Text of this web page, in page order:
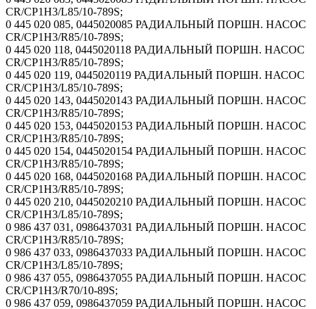
CR/CP1H3/L85/10-789S;
0 445 020 085, 0445020085 РАДИАЛЬНЫЙ ПОРШН. НАСОС
CR/CP1H3/R85/10-789S;
0 445 020 118, 0445020118 РАДИАЛЬНЫЙ ПОРШН. НАСОС
CR/CP1H3/R85/10-789S;
0 445 020 119, 0445020119 РАДИАЛЬНЫЙ ПОРШН. НАСОС
CR/CP1H3/L85/10-789S;
0 445 020 143, 0445020143 РАДИАЛЬНЫЙ ПОРШН. НАСОС
CR/CP1H3/R85/10-789S;
0 445 020 153, 0445020153 РАДИАЛЬНЫЙ ПОРШН. НАСОС
CR/CP1H3/R85/10-789S;
0 445 020 154, 0445020154 РАДИАЛЬНЫЙ ПОРШН. НАСОС
CR/CP1H3/R85/10-789S;
0 445 020 168, 0445020168 РАДИАЛЬНЫЙ ПОРШН. НАСОС
CR/CP1H3/R85/10-789S;
0 445 020 210, 0445020210 РАДИАЛЬНЫЙ ПОРШН. НАСОС
CR/CP1H3/L85/10-789S;
0 986 437 031, 0986437031 РАДИАЛЬНЫЙ ПОРШН. НАСОС
CR/CP1H3/R85/10-789S;
0 986 437 033, 0986437033 РАДИАЛЬНЫЙ ПОРШН. НАСОС
CR/CP1H3/L85/10-789S;
0 986 437 055, 0986437055 РАДИАЛЬНЫЙ ПОРШН. НАСОС
CR/CP1H3/R70/10-89S;
0 986 437 059, 0986437059 РАДИАЛЬНЫЙ ПОРШН. НАСОС